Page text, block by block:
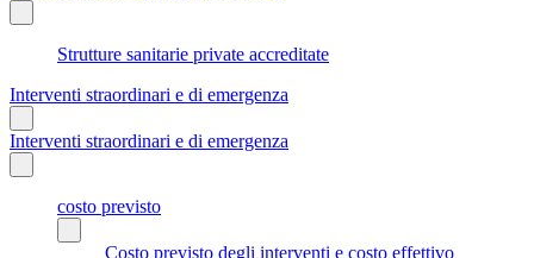
Strutture sanitarie private accreditate
Interventi straordinari e di emergenza
Interventi straordinari e di emergenza
costo previsto
Costo previsto degli interventi e costo effettivo